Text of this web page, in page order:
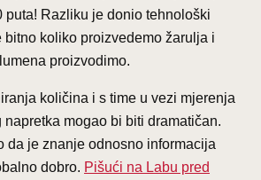
puta! Razliku je donio tehnološki
bitno koliko proizvedemo žarulja i
proizvodimo.
količina i s time u vezi mjerenja
mogao bi biti dramatičan.
da je znanje odnosno informacija
dobro. Pišući na Labu pred